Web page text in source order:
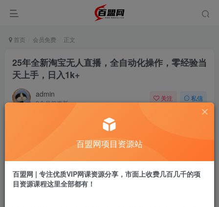
首页 会员免费 正文
25年全新淘宝无人直播，全自动化操作，零经验当
天上手，日入1k+
admin
9个月前更新
关注 私信
盟币 9.9
百盟网项目资源站
百盟网 | 专注优质VIP网课资源分享，市面上收费几百几千的项
目资源课程这里全部都有！